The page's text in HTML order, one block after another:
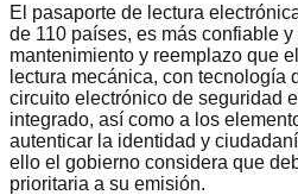
El pasaporte de lectura
de 110 países, es más confiable y
mantenimiento y reemplazo que
lectura mecánica, con tecnología
circuito electrónico de seguridad
integrado, así como a los
autenticar la identidad y
ello el gobierno considera que
prioritaria a su emisión.